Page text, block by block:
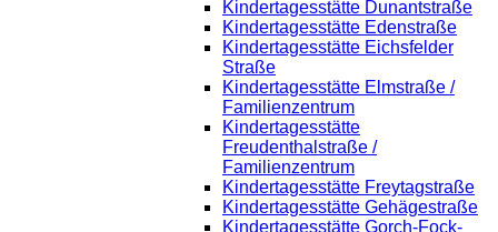
Kindertagesstätte Dunantstraße
Kindertagesstätte Edenstraße
Kindertagesstätte Eichsfelder
Straße
Kindertagesstätte Elmstraße /
Familienzentrum
Kindertagesstätte
Freudenthalstraße /
Familienzentrum
Kindertagesstätte Freytagstraße
Kindertagesstätte Gehägestraße
Kindertagesstätte Gorch-Fock-